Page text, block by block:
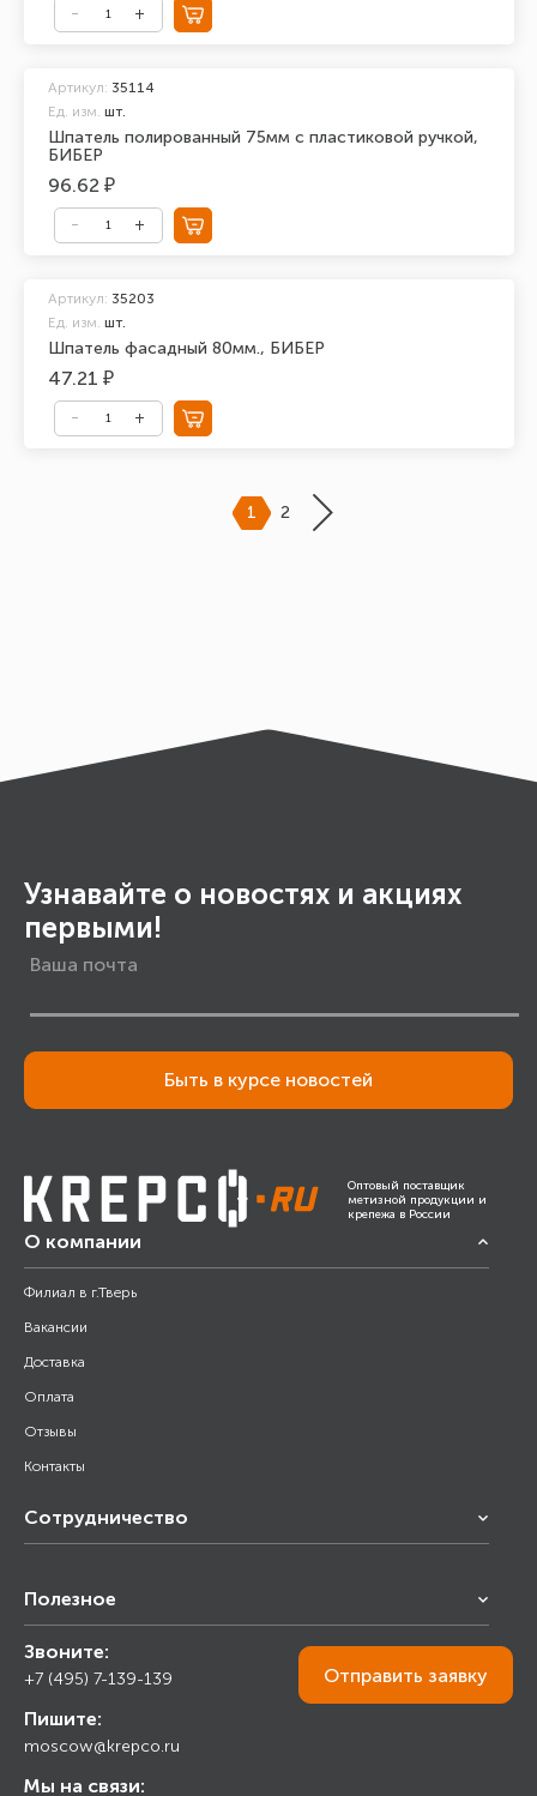
Шпатель полированный 75мм с пластиковой ручкой,
БИБЕР
Артикул: 35114
Ед. изм. шт.
96.62 ₽
Шпатель фасадный 80мм., БИБЕР
Артикул: 35203
Ед. изм. шт.
47.21 ₽
1 2
Узнавайте о новостях и акциях
первыми!
Быть в курсе новостей
Оптовый поставщик
метизной продукции и
крепежа в России
О компании
Филиал в г.Тверь
Вакансии
Доставка
Оплата
Отзывы
Контакты
Сотрудничество
Снабжение строительства
Торговым организациям
Полезное
Калькулятор
Прайс лист
Ответы на вопросы
Блог
Звоните:
+7 (495) 7-139-139
Пишите:
moscow@krepco.ru
Мы на связи:
Отправить заявку